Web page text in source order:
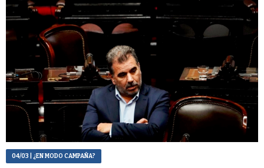
04/03 | ¿EN MODO CAMPAÑA?